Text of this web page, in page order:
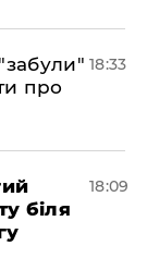
про
18:33
біля
18:09